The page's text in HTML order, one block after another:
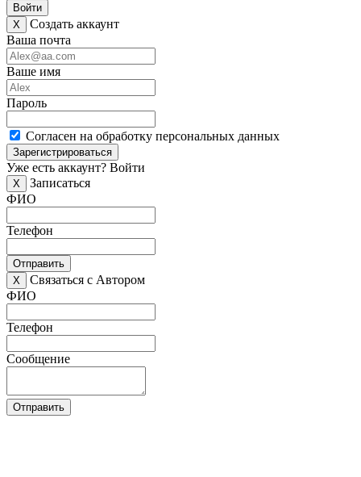
Войти
X
Создать аккаунт
Ваша почта
Ваше имя
Пароль
Согласен на обработку персональных данных
Зарегистрироваться
Уже есть аккаунт? Войти
X
Записаться
ФИО
Телефон
Отправить
X
Связаться с Автором
ФИО
Телефон
Сообщение
Отправить